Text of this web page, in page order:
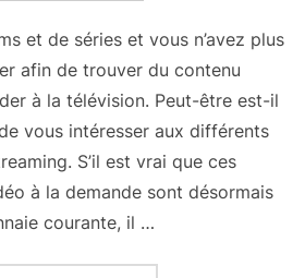
et de séries et vous n’avez plus
afin de trouver du contenu
à la télévision. Peut-être est-il
vous intéresser aux différents
S’il est vrai que ces
à la demande sont désormais
courante, il …